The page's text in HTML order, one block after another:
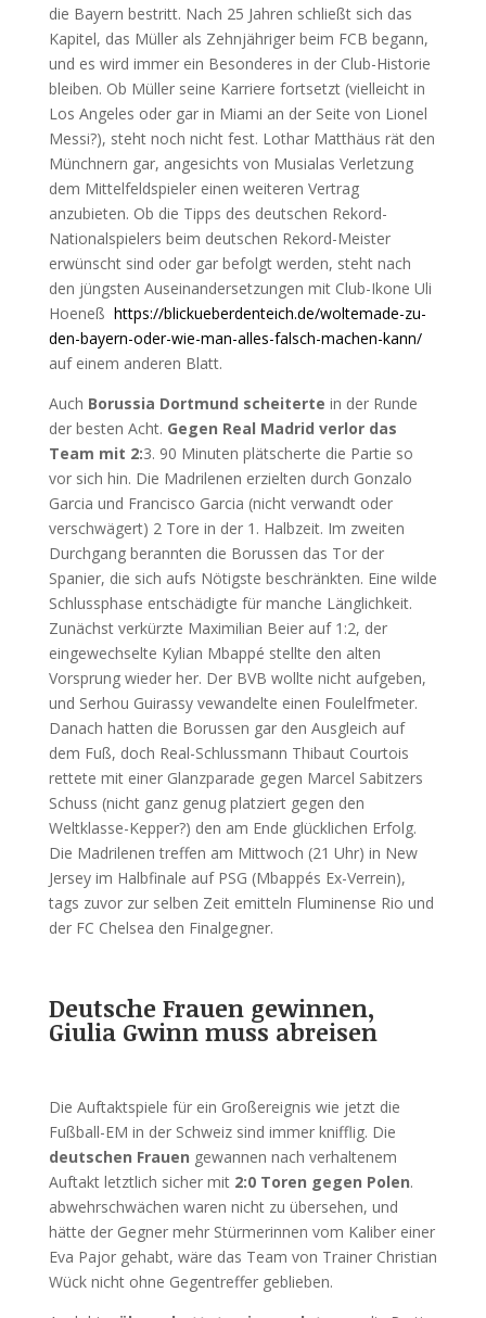
die Bayern bestritt. Nach 25 Jahren schließt sich das
Kapitel, das Müller als Zehnjähriger beim FCB begann,
und es wird immer ein Besonderes in der Club-Historie
bleiben. Ob Müller seine Karriere fortsetzt (vielleicht in
Los Angeles oder gar in Miami an der Seite von Lionel
Messi?), steht noch nicht fest. Lothar Matthäus rät den
Münchnern gar, angesichts von Musialas Verletzung
dem Mittelfeldspieler einen weiteren Vertrag
anzubieten. Ob die Tipps des deutschen Rekord-
Nationalspielers beim deutschen Rekord-Meister
erwünscht sind oder gar befolgt werden, steht nach
den jüngsten Auseinandersetzungen mit Club-Ikone Uli
Hoeneß https://blickueberdenteich.de/woltemade-zu-
den-bayern-oder-wie-man-alles-falsch-machen-kann/
auf einem anderen Blatt.
Auch Borussia Dortmund scheiterte in der Runde
der besten Acht. Gegen Real Madrid verlor das
Team mit 2:3. 90 Minuten plätscherte die Partie so
vor sich hin. Die Madrilenen erzielten durch Gonzalo
Garcia und Francisco Garcia (nicht verwandt oder
verschwägert) 2 Tore in der 1. Halbzeit. Im zweiten
Durchgang berannten die Borussen das Tor der
Spanier, die sich aufs Nötigste beschränkten. Eine wilde
Schlussphase entschädigte für manche Länglichkeit.
Zunächst verkürzte Maximilian Beier auf 1:2, der
eingewechselte Kylian Mbappé stellte den alten
Vorsprung wieder her. Der BVB wollte nicht aufgeben,
und Serhou Guirassy vewandelte einen Foulelfmeter.
Danach hatten die Borussen gar den Ausgleich auf
dem Fuß, doch Real-Schlussmann Thibaut Courtois
rettete mit einer Glanzparade gegen Marcel Sabitzers
Schuss (nicht ganz genug platziert gegen den
Weltklasse-Kepper?) den am Ende glücklichen Erfolg.
Die Madrilenen treffen am Mittwoch (21 Uhr) in New
Jersey im Halbfinale auf PSG (Mbappés Ex-Verrein),
tags zuvor zur selben Zeit emitteln Fluminense Rio und
der FC Chelsea den Finalgegner.
Deutsche Frauen gewinnen,
Giulia Gwinn muss abreisen
Die Auftaktspiele für ein Großereignis wie jetzt die
Fußball-EM in der Schweiz sind immer knifflig. Die
deutschen Frauen gewannen nach verhaltenem
Auftakt letztlich sicher mit 2:0 Toren gegen Polen.
abwehrschwächen waren nicht zu übersehen, und
hätte der Gegner mehr Stürmerinnen vom Kaliber einer
Eva Pajor gehabt, wäre das Team von Trainer Christian
Wück nicht ohne Gegentreffer geblieben.